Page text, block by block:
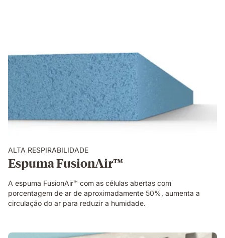
ALTA RESPIRABILIDADE
Espuma FusionAir™
A espuma FusionAir™ com as células abertas com
porcentagem de ar de aproximadamente 50%, aumenta a
circulação do ar para reduzir a humidade.